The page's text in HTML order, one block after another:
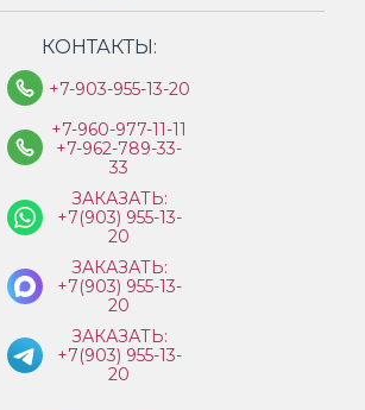
КОНТАКТЫ:
+7-903-955-13-20
+7-960-977-11-11
+7-962-789-33-
33
ЗАКАЗАТЬ:
+7(903) 955-13-
20
ЗАКАЗАТЬ:
+7(903) 955-13-
20
ЗАКАЗАТЬ:
+7(903) 955-13-
20